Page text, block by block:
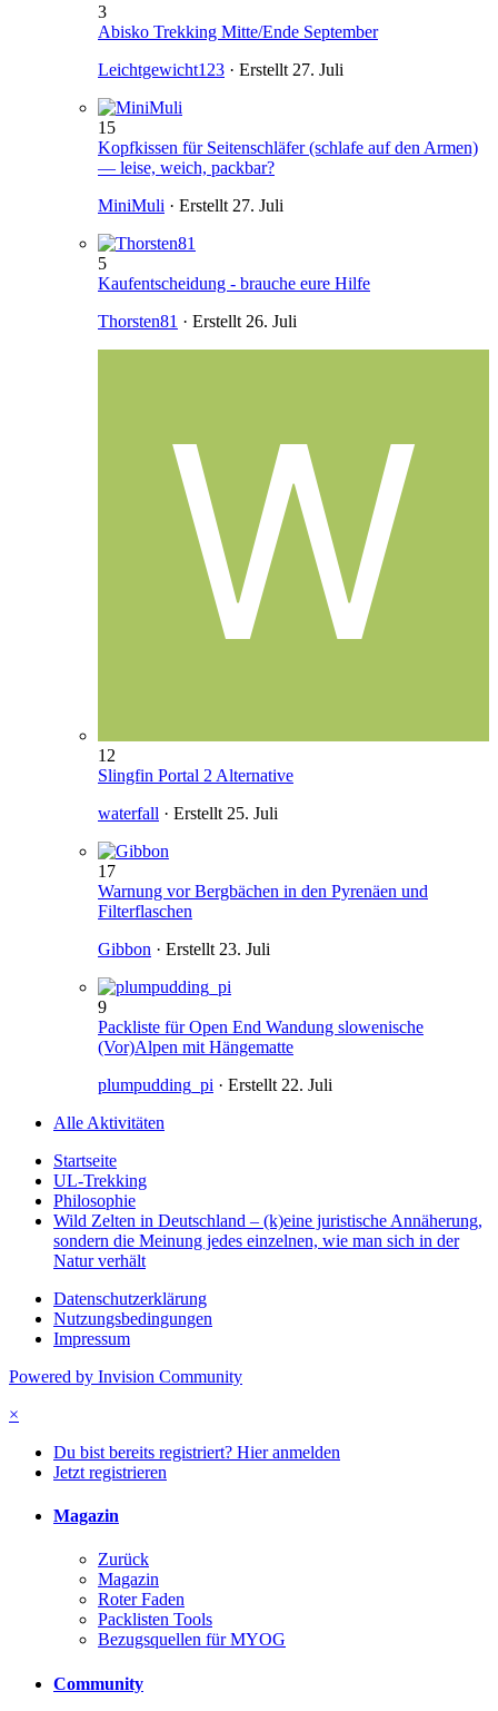
3
Abisko Trekking Mitte/Ende September
Leichtgewicht123 · Erstellt 27. Juli
15
Kopfkissen für Seitenschläfer (schlafe auf den Armen)
— leise, weich, packbar?
MiniMuli · Erstellt 27. Juli
5
Kaufentscheidung - brauche eure Hilfe
Thorsten81 · Erstellt 26. Juli
12
Slingfin Portal 2 Alternative
waterfall · Erstellt 25. Juli
17
Warnung vor Bergbächen in den Pyrenäen und
Filterflaschen
Gibbon · Erstellt 23. Juli
9
Packliste für Open End Wandung slowenische
(Vor)Alpen mit Hängematte
plumpudding_pi · Erstellt 22. Juli
Alle Aktivitäten
Startseite
UL-Trekking
Philosophie
Wild Zelten in Deutschland – (k)eine juristische Annäherung,
sondern die Meinung jedes einzelnen, wie man sich in der
Natur verhält
Datenschutzerklärung
Nutzungsbedingungen
Impressum
Powered by Invision Community
×
Du bist bereits registriert? Hier anmelden
Jetzt registrieren
Magazin
Zurück
Magazin
Roter Faden
Packlisten Tools
Bezugsquellen für MYOG
Community